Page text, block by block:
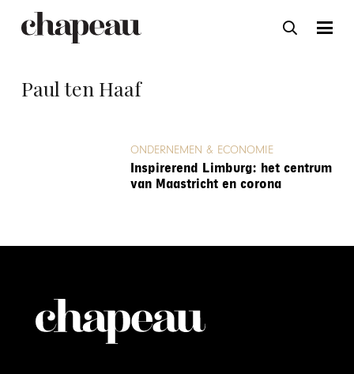
Paul ten Haaf
ONDERNEMEN & ECONOMIE
Inspirerend Limburg: het centrum
van Maastricht en corona